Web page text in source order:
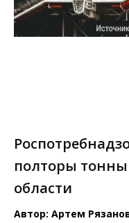
полторы
области
Автор: Артем